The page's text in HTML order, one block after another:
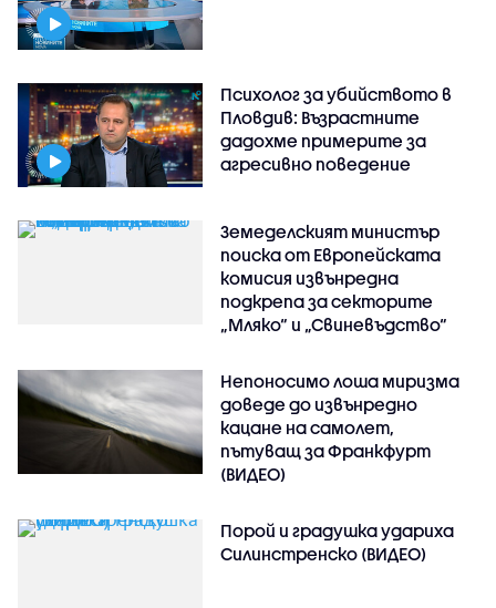
Психолог за убийството в
Пловдив: Възрастните
дадохме примерите за
агресивно поведение
Земеделският министър
поиска от Европейската
комисия извънредна
подкрепа за секторите
„Мляко“ и „Свиневъдство“
Непоносимо лоша миризма
доведе до извънредно
кацане на самолет,
пътуващ за Франкфурт
(ВИДЕО)
Порой и градушка удариха
Силинстренско (ВИДЕО)